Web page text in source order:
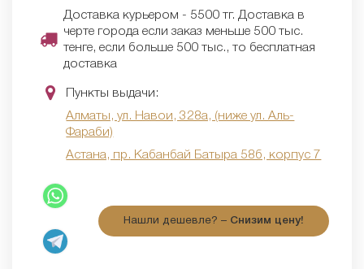
Доставка курьером - 5500 тг. Доставка в
черте города если заказ меньше 500 тыс.
тенге, если больше 500 тыс., то бесплатная
доставка
Пункты выдачи:
Алматы, ул. Навои, 328а, (ниже ул. Аль-
Фараби)
Астана, пр. Кабанбай Батыра 58б, корпус 7
Нашли дешевле? – Снизим цену!